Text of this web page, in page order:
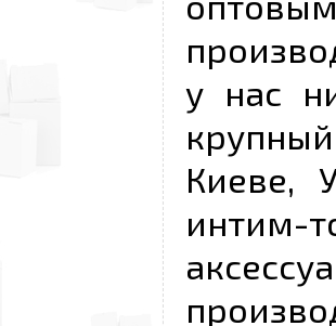
у нас
Киеве,